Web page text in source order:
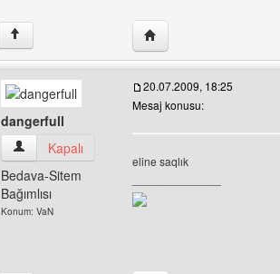
↑ Yazarın web sitesini
dangerfull
dangerfull Kullanıcının profilini görüntüle
Kapalı
Bedava-Sitem
Bağımlısı
Konum: VaN
20.07.2009, 18:25
Mesaj konusu:
eline saqlık